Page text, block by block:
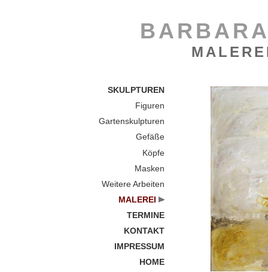
SKULPTUREN
Figuren
Gartenskulpturen
Gefäße
Köpfe
Masken
Weitere Arbeiten
MALEREI
TERMINE
KONTAKT
IMPRESSUM
HOME